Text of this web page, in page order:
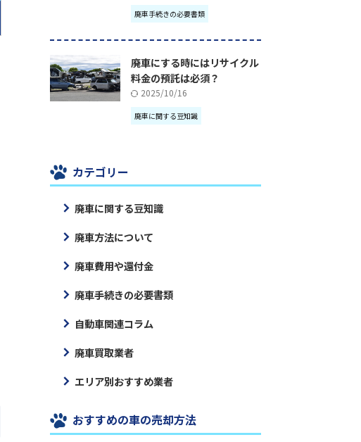
廃車手続きの必要書類
廃車にする時にはリサイクル
料金の預託は必須？
2025/10/16
廃車に関する豆知識
カテゴリー
廃車に関する豆知識
廃車方法について
廃車費用や還付金
廃車手続きの必要書類
自動車関連コラム
廃車買取業者
エリア別おすすめ業者
おすすめの車の売却方法